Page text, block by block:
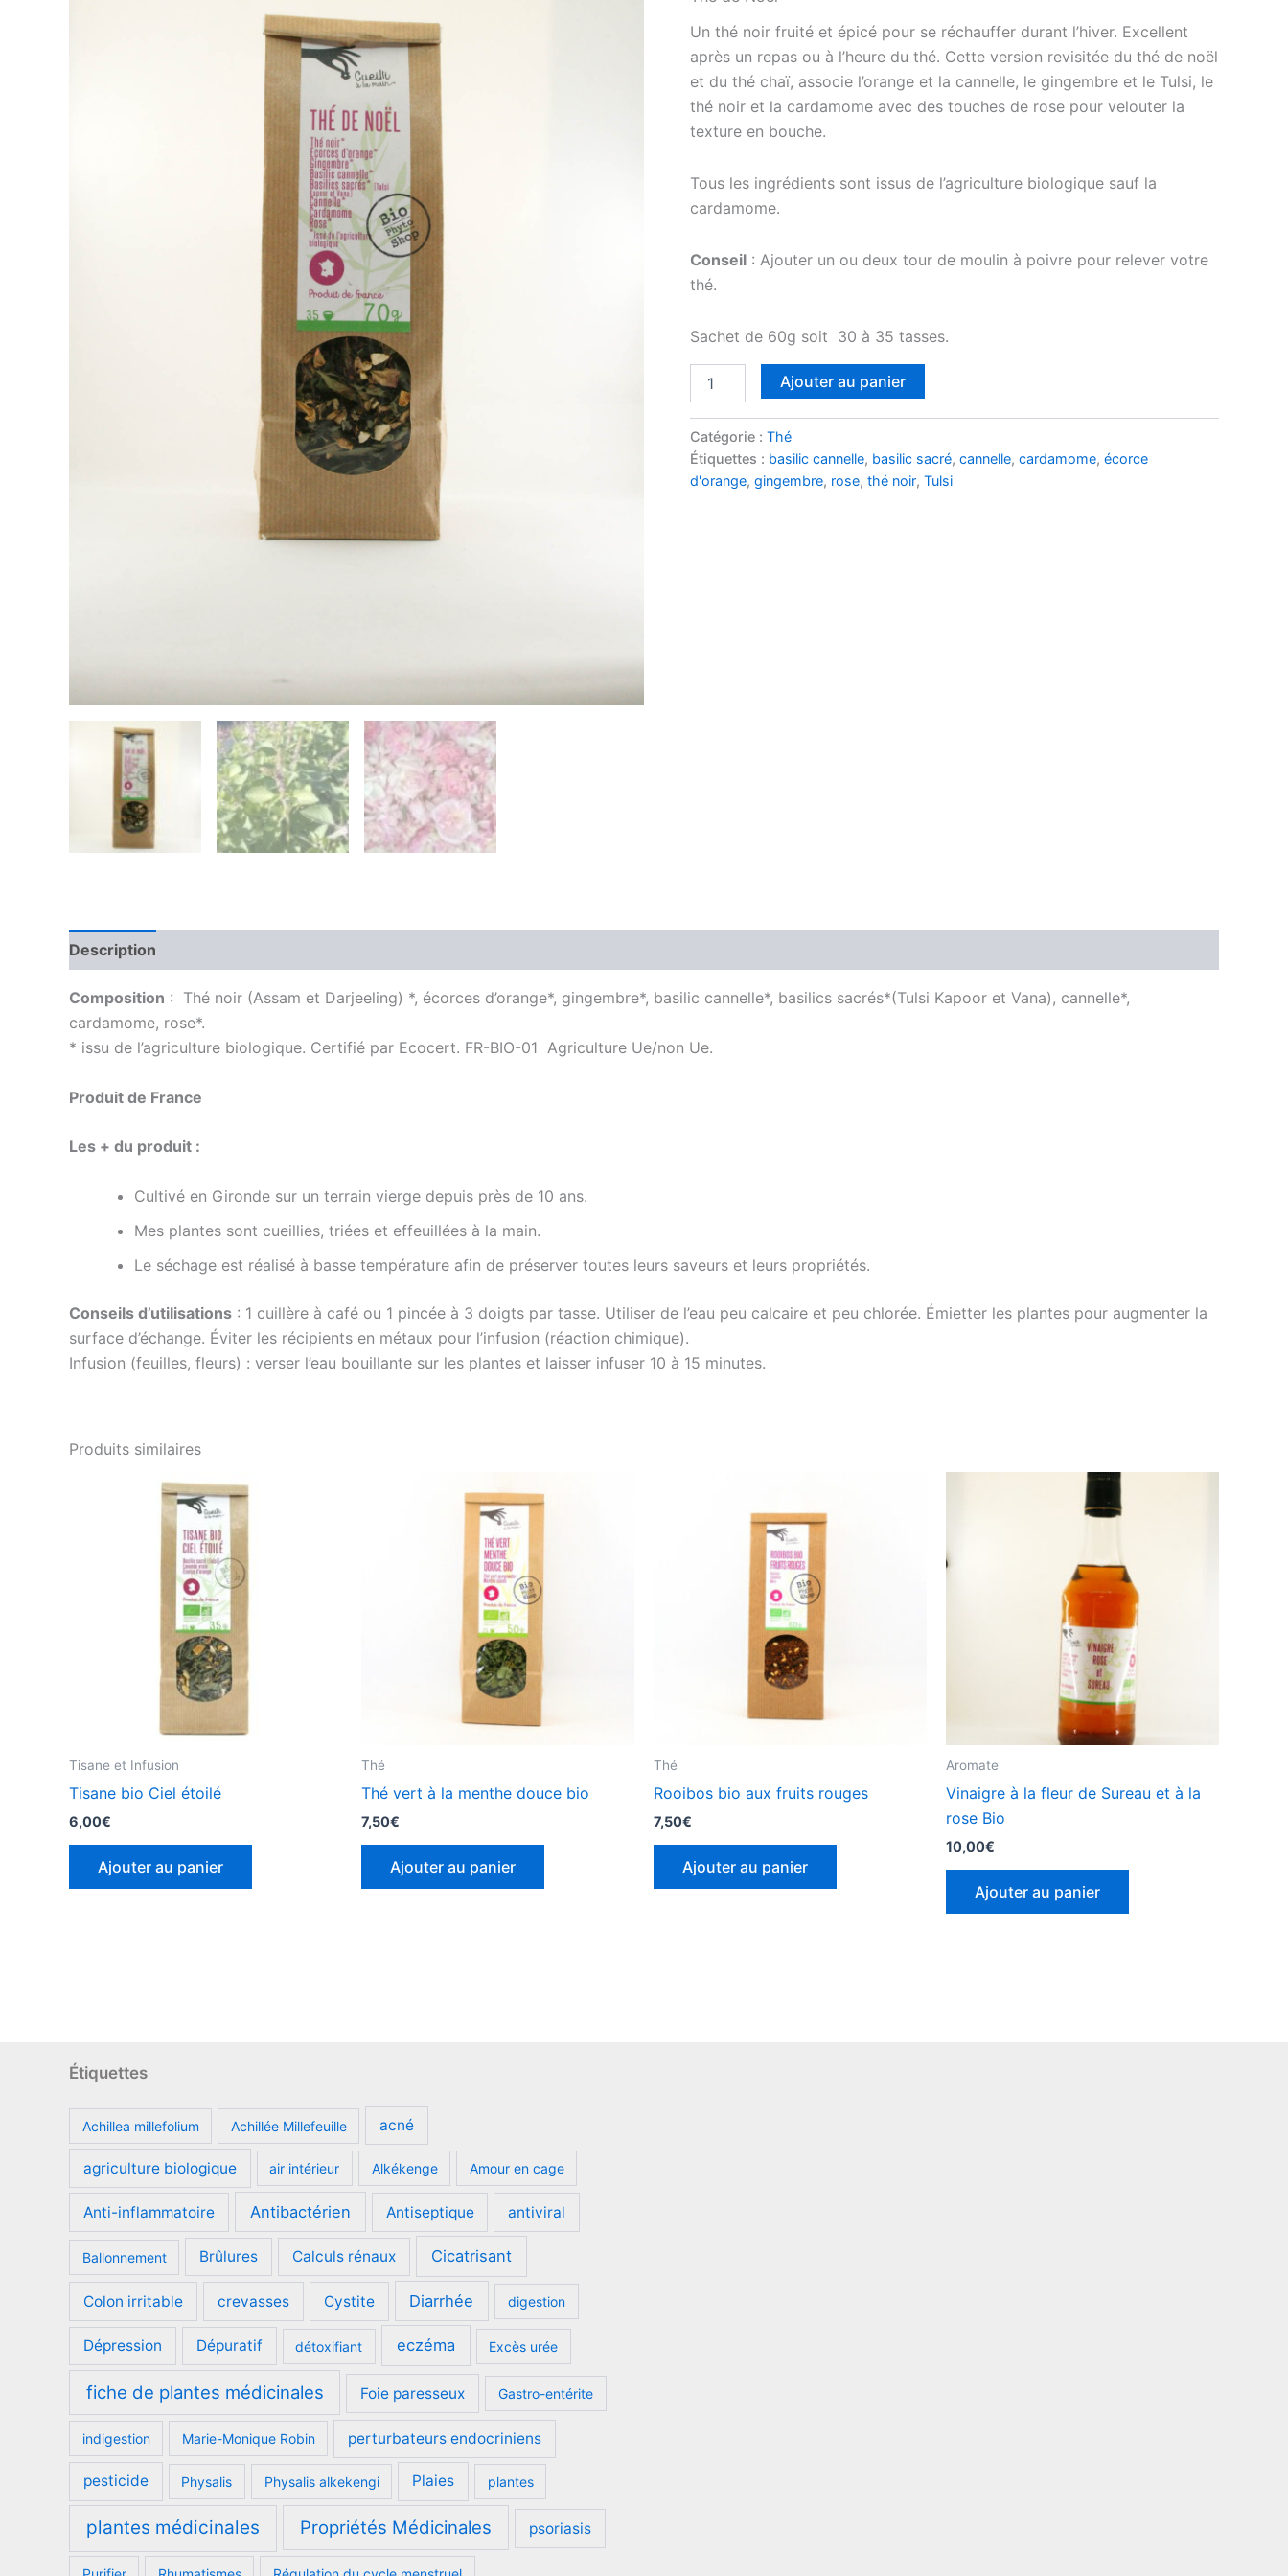
Un thé noir fruité et épicé pour se réchauffer durant l’hiver. Excellent
après un repas ou à l’heure du thé. Cette version revisitée du thé de noël
et du thé chaï, associe l’orange et la cannelle, le gingembre et le Tulsi, le
thé noir et la cardamome avec des touches de rose pour velouter la
texture en bouche.
Tous les ingrédients sont issus de l’agriculture biologique sauf la
cardamome.
Conseil : Ajouter un ou deux tour de moulin à poivre pour relever votre
thé.
Sachet de 60g soit 30 à 35 tasses.
de
Noël
Ajouter au panier
Catégorie : Thé
Étiquettes : basilic cannelle, basilic sacré, cannelle, cardamome, écorce
d'orange, gingembre, rose, thé noir, Tulsi
Description
Composition : Thé noir (Assam et Darjeeling) *, écorces d’orange*, gingembre*, basilic cannelle*, basilics sacrés*(Tulsi Kapoor et Vana), cannelle*,
cardamome, rose*.
* issu de l’agriculture biologique. Certifié par Ecocert. FR-BIO-01 Agriculture Ue/non Ue.
Produit de France
Les + du produit :
Cultivé en Gironde sur un terrain vierge depuis près de 10 ans.
Mes plantes sont cueillies, triées et effeuillées à la main.
Le séchage est réalisé à basse température afin de préserver toutes leurs saveurs et leurs propriétés.
Conseils d’utilisations : 1 cuillère à café ou 1 pincée à 3 doigts par tasse. Utiliser de l’eau peu calcaire et peu chlorée. Émietter les plantes pour augmenter la
surface d’échange. Éviter les récipients en métaux pour l’infusion (réaction chimique).
Infusion (feuilles, fleurs) : verser l’eau bouillante sur les plantes et laisser infuser 10 à 15 minutes.
Produits similaires
Tisane et Infusion
Tisane bio Ciel étoilé
6,00€
Ajouter au panier
Thé
Thé vert à la menthe douce bio
7,50€
Ajouter au panier
Thé
Rooibos bio aux fruits rouges
7,50€
Ajouter au panier
Aromate
Vinaigre à la fleur de Sureau et à la
rose Bio
10,00€
Ajouter au panier
Étiquettes
Achillea millefolium Achillée Millefeuille acné
agriculture biologique air intérieur Alkékenge Amour en cage
Anti-inflammatoire Antibactérien Antiseptique antiviral
Ballonnement Brûlures Calculs rénaux Cicatrisant
Colon irritable crevasses Cystite Diarrhée digestion
Dépression Dépuratif détoxifiant eczéma Excès urée
fiche de plantes médicinales Foie paresseux Gastro-entérite
indigestion Marie-Monique Robin perturbateurs endocriniens
pesticide Physalis Physalis alkekengi Plaies plantes
plantes médicinales Propriétés Médicinales psoriasis